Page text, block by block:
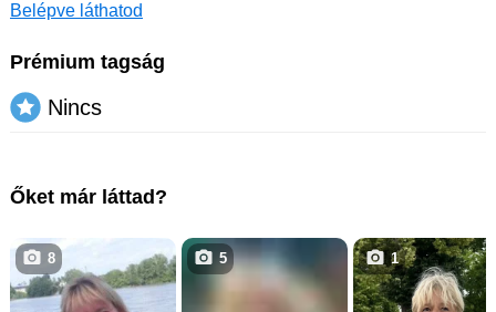
Belépve láthatod
Prémium tagság
Nincs
Őket már láttad?
8 5 1